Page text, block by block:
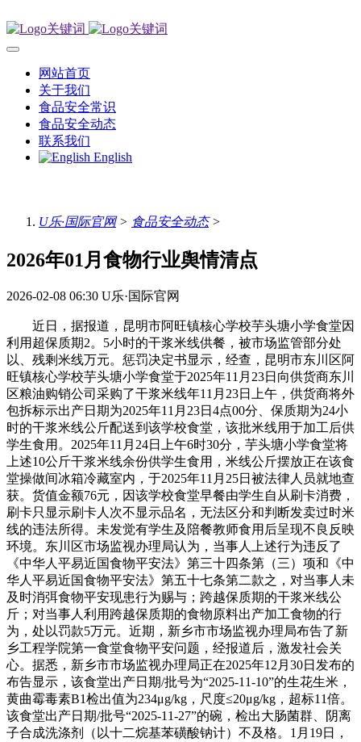
网站首页
关于我们
食品安全常识
食品安全动态
联系我们
English
U乐·国际官网> 食品安全动态>
2026年01月食物行业舆情清点
2026-02-08 06:30 U乐·国际官网
近日，据报道，昆明市阿旺镇核心学校芋头塘小学食堂因
利用超保质期2。5小时的干浆米线供餐，被市场监管部分处
以、残剩米线万元。惩罚决定书显示，经查，昆明市东川区阿
旺镇核心学校芋头塘小学食堂于2025年11月23日向供货商东川
区粮油购销公司采购了干浆米线年11月23日上午，供货商将外
包拆标示出产日期为2025年11月23日4点00分、保质期为24小
时的干浆米线公斤配送到该学校食堂，该批米线用于加工后供
学生食用。2025年11月24日上午6时30分，芋头塘小学食堂将
上述10公斤干浆米线余份供学生食用，米线公斤摆放正在该食
堂操做间冰箱冷藏室内，于2025年11月25日被法律人员就地查
获。货值金额76元，因该学校食堂早餐由学生自从刷卡消费，
刷卡只显示刷卡人次不显示品名，无法区分和判断发卖过时米
线的违法所得。未发觉有学生及陪餐教师食用后呈现不良反映
环境。东川区市场监视办理局认为，当事人上述行为违反了
《中华人平易近国食物平安法》第三十四条第（三）项和《中
华人平易近国食物平安法》第五十七条第二款之，对当事人未
及时消弭食物平安现患行为赐与；跨越保质期的干浆米线公
斤；对当事人利用跨越保质期的食物原料出产加工食物的行
为，处以罚款5万元。近期，新乡市市场监视办理局布告了新
乡工程学院第一食堂食物平安问题，经报道后，激发社会关
心。据悉，新乡市市场监视办理局正在2025年12月30日发布的
布告显示，该食堂出产日期/批号为“2025-11-10”的生花生米，
黄曲霉毒素B1检出值为234μg/kg，尺度≤20μg/kg，超标11倍。
该食堂出产日期/批号“2025-11-27”的碗，检出大肠菌群、阴离
子合成洗涤剂（以十二烷基苯磺酸钠计）不及格。1月19日，